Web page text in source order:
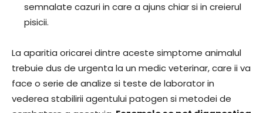
semnalate cazuri in care a ajuns chiar si in creierul
pisicii.
La aparitia oricarei dintre aceste simptome animalul
trebuie dus de urgenta la un medic veterinar, care ii va
face o serie de analize si teste de laborator in
vederea stabilirii agentului patogen si metodei de